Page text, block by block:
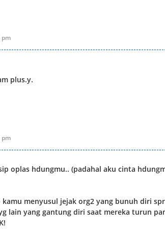
pm
plus.y.
pm
oplas hdungmu.. (padahal aku cinta
menyusul jejak org2 yang bunuh diri
lain yang gantung diri saat mereka turun